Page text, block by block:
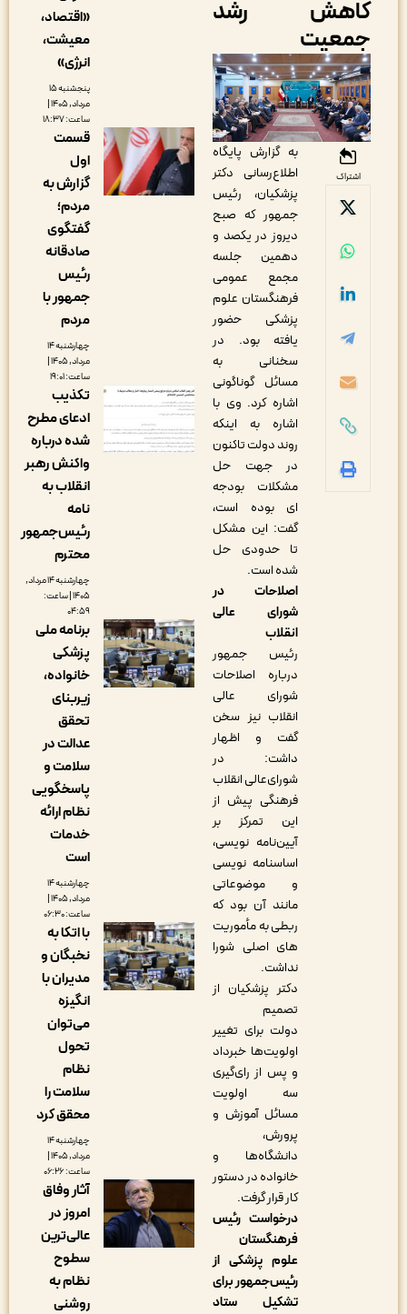
رشد
به گزارش پایگاه
اطلاع‌رسانی دکتر
پزشکیان، رئیس
جمهور که صبح
دیروز در یکصد و
دهمین جلسه
مجمع عمومی
فرهنگستان علوم
پزشکی حضور
یافته بود. در
سخنانی به
مسائل گوناگونی
اشاره کرد. وی با
اشاره به اینکه
روند دولت تاکنون
در جهت حل
مشکلات بودجه
ای بوده است،
گفت: این مشکل
تا حدودی حل
شده است.
اصلاحات در
شورای عالی
رئیس جمهور
درباره اصلاحات
شورای عالی
انقلاب نیز سخن
گفت و اظهار
داشت: در
شورای‌عالی انقلاب
فرهنگی پیش از
این تمرکز بر
آیین‌نامه نویسی،
اساسنامه نویسی
و موضوعاتی
مانند آن بود که
ربطی به مأموریت
های اصلی شورا
دکتر پزشکیان از
دولت برای تغییر
اولویت‌ها خبرداد
و پس از رای‌گیری
سه اولویت
مسائل آموزش و
دانشگاه‌ها و
خانواده در دستور
کار قرار گرفت.
درخواست رئیس
فرهنگستان
علوم پزشکی از
رئیس‌جمهور برای
تشکیل ستاد
«اقتصاد،
معیشت،
پنجشنبه ۱۵
مرداد, ۱۴۰۵ |
قسمت
اول
گزارش به
گفتگوی
صادقانه
جمهور با
چهارشنبه ۱۴
مرداد, ۱۴۰۵ |
تکذیب
ادعای مطرح
شده درباره
واکنش رهبر
انقلاب به
رئیس‌جمهور
چهارشنبه ۱۴ مرداد,
۱۴۰۵ | ساعت:
برنامه ملی
پزشکی
خانواده،
عدالت در
سلامت و
پاسخگویی
نظام ارائه
چهارشنبه ۱۴
مرداد, ۱۴۰۵ |
با اتکا به
نخبگان و
مدیران با
می‌توان
سلامت را
محقق کرد
چهارشنبه ۱۴
مرداد, ۱۴۰۵ |
آثار وفاق
امروز در
عالی‌ترین
نظام به